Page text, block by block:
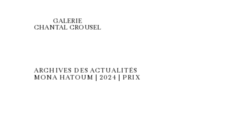
GALERIE
CHANTAL CROUSEL
ARCHIVES DES ACTUALITÉS
MONA HATOUM | 2024 | PRIX